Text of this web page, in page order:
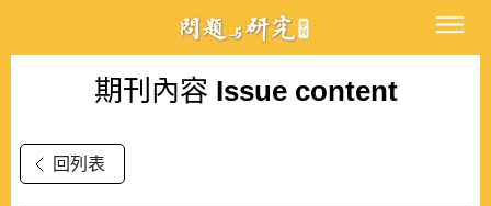
期刊內容 Issue content
回列表